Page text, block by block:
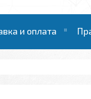
и оплата